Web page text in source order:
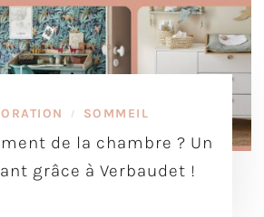
/ SOMMEIL
de la chambre ? Un
grâce à Verbaudet !